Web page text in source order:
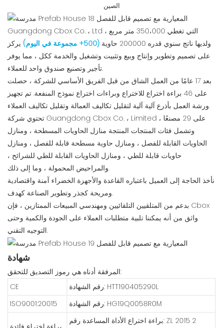
الصين
Guangdong Cbox Co. ، Ltd ، التي تغطي 350،000 متر مربع
ولديها ناتج سنوي قدره 200000 حاوية
(500+ مجموعة في اليوم)
يركز
على تصميم وتطوير وإنتاج وبيع وتثبيت وتشغيل والخدمة ككل ، مما يوفر
تأجير وتصنيع صندوق واحد للعملاء.
بعد 17 عامًا من العمل الشاق من قبل الفريق الأساسي للشركة ، حصلت
على 46 براءة اختراع للاختراع وبراءات اختراع نموذج المنفعة. تم تجهيز
ورشة العمل بأذرع آلية آلية لتقليل تكاليف العمالة وتقليل تكاليف العملاء.
تحتوي شركة Guangdong Cbox Co. ، Limited على 29 مصنعًا ،
وتشمل فئات المنتجات المنتجة منازل الحاويات المسطحة ، ومنازل
الحاويات القابلة للفصل ، ومنازل حاوية مسطحة قابلة للفصل ، ومنازل
حاويات قابلة للطي ، ومنازل الحاويات القابلة للطي للشرائح ،
والمراحيض المحمولة ، وما إلى ذلك.
نأخذ الحاجة إلى العميل باعتباره القاعدة والأجهزة الخضراء آمنة واقتصادية
ومريحة كجذر وتطوير الصناعة كهدف.
بدعم من المتلقيين التلقائيين ومهندسي المبيعات الممتازين ، فإن Cbox
واثق من أنه يمكننا تلبية متطلبات العملاء على الجودة والكمية وحتى
التوجيه التقني.
شهادة
المرفقة أدناه هي رموز التصديق للتحقق:
CE
رقم الشهادة: HTT190405290L
ISO9001:20015
رقم الشهادة: HG19Q0058R0M
براءة اختراع الأداة المساعدة رقم: ZL 2015 2